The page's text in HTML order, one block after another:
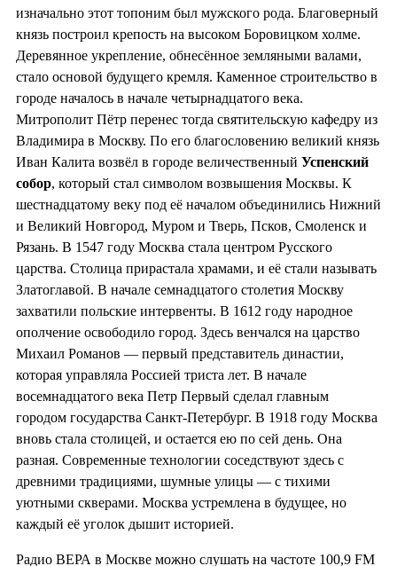
изначально этот топоним был мужского рода. Благоверный
князь построил крепость на высоком Боровицком холме.
Деревянное укрепление, обнесённое земляными валами,
стало основой будущего кремля. Каменное строительство в
городе началось в начале четырнадцатого века.
Митрополит Пётр перенес тогда святительскую кафедру из
Владимира в Москву. По его благословению великий князь
Иван Калита возвёл в городе величественный Успенский
собор, который стал символом возвышения Москвы. К
шестнадцатому веку под её началом объединились Нижний
и Великий Новгород, Муром и Тверь, Псков, Смоленск и
Рязань. В 1547 году Москва стала центром Русского
царства. Столица прирастала храмами, и её стали называть
Златоглавой. В начале семнадцатого столетия Москву
захватили польские интервенты. В 1612 году народное
ополчение освободило город. Здесь венчался на царство
Михаил Романов — первый представитель династии,
которая управляла Россией триста лет. В начале
восемнадцатого века Петр Первый сделал главным
городом государства Санкт-Петербург. В 1918 году Москва
вновь стала столицей, и остается ею по сей день. Она
разная. Современные технологии соседствуют здесь с
древними традициями, шумные улицы — с тихими
уютными скверами. Москва устремлена в будущее, но
каждый её уголок дышит историей.
Радио ВЕРА в Москве можно слушать на частоте 100,9 FM